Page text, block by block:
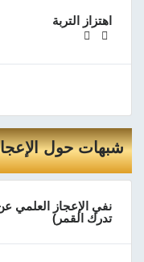
اهتزاز التربة
شبهات حول
نفي الإعجاز العلمي
تدرك القمر)